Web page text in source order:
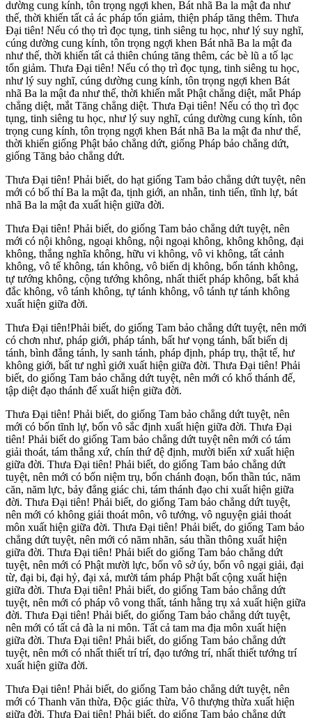
dường cung kính, tôn trọng ngợi khen, Bát nhã Ba la mật đa như
thế, thời khiến tất cả ác pháp tổn giảm, thiện pháp tăng thêm. Thưa
Đại tiên! Nếu có thọ trì đọc tụng, tinh siêng tu học, như lý suy nghĩ,
cúng dường cung kính, tôn trọng ngợi khen Bát nhã Ba la mật đa
như thế, thời khiến tất cả thiên chúng tăng thêm, các bè lũ a tố lạc
tổn giảm. Thưa Đại tiên! Nếu có thọ trì đọc tụng, tinh siêng tu học,
như lý suy nghĩ, cúng dường cung kính, tôn trọng ngợi khen Bát
nhã Ba la mật đa như thế, thời khiến mắt Phật chẳng diệt, mắt Pháp
chẳng diệt, mắt Tăng chẳng diệt. Thưa Đại tiên! Nếu có thọ trì đọc
tụng, tinh siêng tu học, như lý suy nghĩ, cúng dường cung kính, tôn
trọng cung kính, tôn trọng ngợi khen Bát nhã Ba la mật đa như thế,
thời khiến giống Phật bảo chẳng dứt, giống Pháp bảo chẳng dứt,
giống Tăng bảo chẳng dứt.
Thưa Đại tiên! Phải biết, do hạt giống Tam bảo chẳng dứt tuyệt, nên
mới có bố thí Ba la mật đa, tịnh giới, an nhẫn, tinh tiến, tĩnh lự, bát
nhã Ba la mật đa xuất hiện giữa đời.
Thưa Đại tiên! Phải biết, do giống Tam bảo chẳng dứt tuyệt, nên
mới có nội không, ngoại không, nội ngoại không, không không, đại
không, thắng nghĩa không, hữu vi không, vô vi không, tất cảnh
không, vô tế không, tán không, vô biến dị không, bổn tánh không,
tự tướng không, cộng tướng không, nhất thiết pháp không, bất khả
đắc không, vô tánh không, tự tánh không, vô tánh tự tánh không
xuất hiện giữa đời.
Thưa Đại tiên!Phải biết, do giống Tam bảo chẳng dứt tuyệt, nên mới
có chơn như, pháp giới, pháp tánh, bất hư vọng tánh, bất biến dị
tánh, bình đẳng tánh, ly sanh tánh, pháp định, pháp trụ, thật tế, hư
không giới, bất tư nghì giới xuất hiện giữa đời. Thưa Đại tiên! Phải
biết, do giống Tam bảo chẳng dứt tuyệt, nên mới có khổ thánh đế,
tập diệt đạo thánh đế xuất hiện giữa đời.
Thưa Đại tiên! Phải biết, do giống Tam bảo chẳng dứt tuyệt, nên
mới có bốn tĩnh lự, bốn vô sắc định xuất hiện giữa đời. Thưa Đại
tiên! Phải biết do giống Tam bảo chẳng dứt tuyệt nên mới có tám
giải thoát, tám thắng xứ, chín thứ đệ định, mười biến xứ xuất hiện
giữa đời. Thưa Đại tiên! Phải biết, do giống Tam bảo chẳng dứt
tuyệt, nên mới có bốn niệm trụ, bốn chánh đoạn, bốn thần túc, năm
căn, năm lực, bảy đẳng giác chi, tám thánh đạo chi xuất hiện giữa
đời. Thưa Đại tiên! Phải biết, do giống Tam bảo chẳng dứt tuyệt,
nên mới có không giải thoát môn, vô tướng, vô nguyện giải thoát
môn xuất hiện giữa đời. Thưa Đại tiên! Phải biết, do giống Tam bảo
chẳng dứt tuyệt, nên mới có năm nhãn, sáu thần thông xuất hiện
giữa đời. Thưa Đại tiên! Phải biết do giống Tam bảo chẳng dứt
tuyệt, nên mới có Phật mười lực, bốn vô sở úy, bốn vô ngại giải, đại
từ, đại bi, đại hỷ, đại xả, mười tám pháp Phật bất cộng xuất hiện
giữa đời. Thưa Đại tiên! Phải biết, do giống Tam bảo chẳng dứt
tuyệt, nên mới có pháp vô vong thất, tánh hằng trụ xả xuất hiện giữa
đời. Thưa Đại tiên! Phải biết, do giống Tam bảo chẳng dứt tuyệt,
nên mới có tất cả đà la ni môn. Tất cả tam ma địa môn xuất hiện
giữa đời. Thưa Đại tiên! Phải biết, do giống Tam bảo chẳng dứt
tuyệt, nên mới có nhất thiết trí trí, đạo tướng trí, nhất thiết tướng trí
xuất hiện giữa đời.
Thưa Đại tiên! Phải biết, do giống Tam bảo chẳng dứt tuyệt, nên
mới có Thanh văn thừa, Độc giác thừa, Vô thượng thừa xuất hiện
giữa đời. Thưa Đại tiên! Phải biết, do giống Tam bảo chẳng dứt